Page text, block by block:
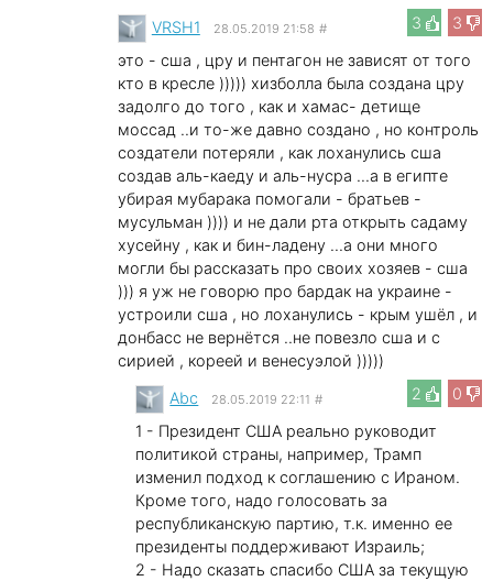
3
3
VRSH1 28.05.2019 21:58 #
это - сша , цру и пентагон не зависят от того
кто в кресле ))))) хизболла была создана цру
задолго до того , как и хамас- детище
моссад ..и то-же давно создано , но контроль
создатели потеряли , как лоханулись сша
создав аль-каеду и аль-нусра ...а в египте
убирая мубарака помогали - братьев -
мусульман )))) и не дали рта открыть садаму
хусейну , как и бин-ладену ...а они много
могли бы рассказать про своих хозяев - сша
))) я уж не говорю про бардак на украине -
устроили сша , но лоханулись - крым ушёл , и
донбасс не вернётся ..не повезло сша и с
сирией , кореей и венесуэлой )))))
2
0
Abc 28.05.2019 22:11 #
1 - Президент США реально руководит
политикой страны, например, Трамп
изменил подход к соглашению с Ираном.
Кроме того, надо голосовать за
республиканскую партию, т.к. именно ее
президенты поддерживают Израиль;
2 - Надо сказать спасибо США за текущую